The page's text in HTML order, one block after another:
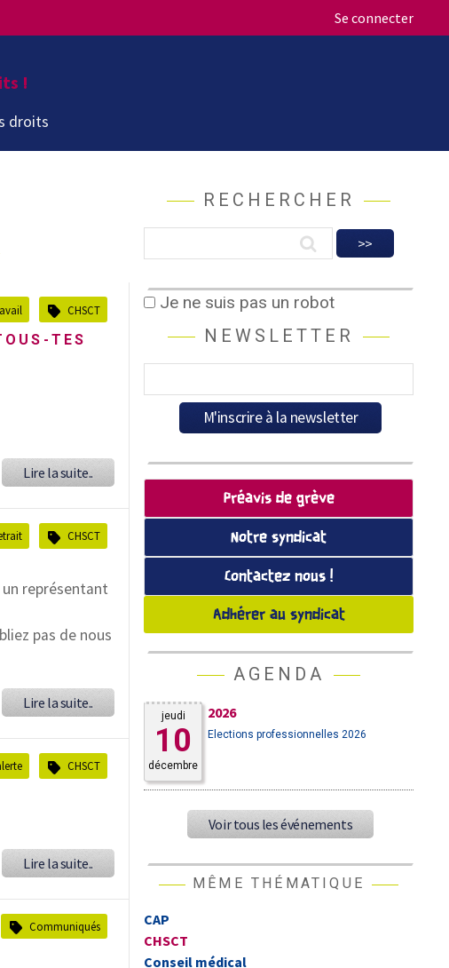
Se connecter
!
droits
CHSCT
TES
Lire la suite..
CHSCT
représentant
pas de nous
Lire la suite..
CHSCT
Lire la suite..
Communiqués
RECHERCHER
Je ne suis pas un robot
NEWSLETTER
Préavis de grève
Notre syndicat
Contactez nous !
Adhérer au syndicat
AGENDA
jeudi
10
décembre
2026
Elections professionnelles 2026
Voir tous les événements
MÊME THÉMATIQUE
CAP
CHSCT
Conseil médical